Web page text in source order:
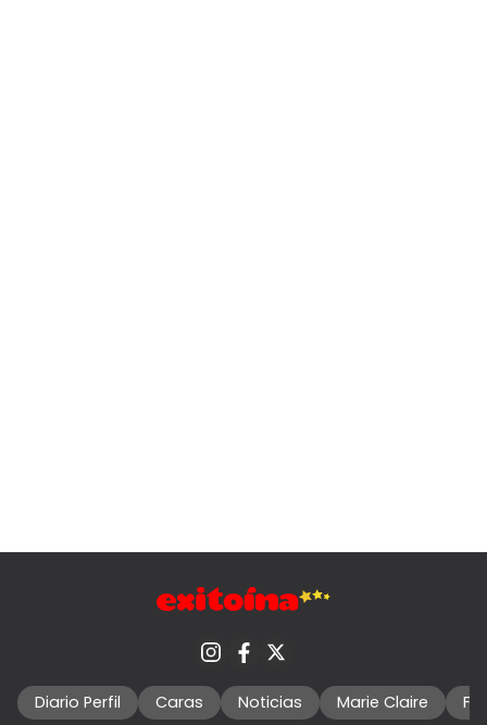
Diario Perfil Caras Noticias Marie Claire